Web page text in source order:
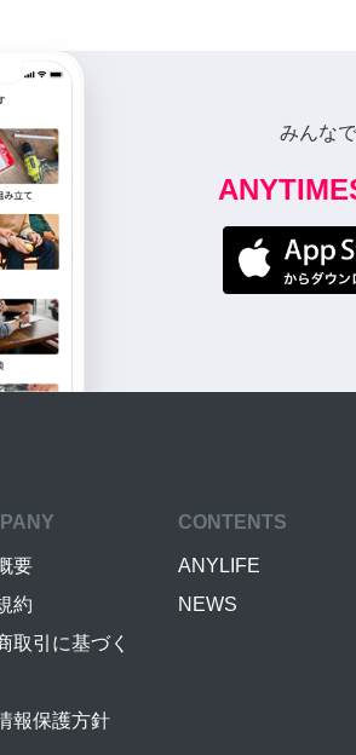
みんな
要
約
取引に基づく
報保護方針
CONTENTS
ANYLIFE
NEWS